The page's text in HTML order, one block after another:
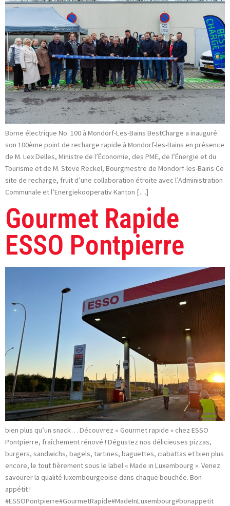
Borne électrique No. 100 à Mondorf-Les-Bains BestCharge a inauguré
son 100ème point de recharge rapide à Mondorf-les-Bains en présence
de M. Lex Delles, Ministre de l’Économie, des PME, de l’Énergie et du
Tourisme et de M. Steve Reckel, Bourgmestre de Mondorf-les-Bains Ce
site de recharge, fruit d’une collaboration étroite avec l’Administration
Communale et l’Energiekooperativ Kanton […]
Gourmet Rapide
ESSO Pontpierre
bien plus qu’un snack… Découvrez « Gourmet rapide » chez ESSO
Pontpierre, fraîchement rénové ! Dégustez nos délicieuses pizzas,
burgers, sandwichs, bagels, tartines, baguettes, ciabattas et bien plus
encore, le tout fièrement sous le label « Made in Luxembourg ». Venez
savourer la qualité luxembourgeoise dans chaque bouchée. Bon
appétit !
#ESSOPontpierre#GourmetRapide#MadeInLuxembourg#bonappetit